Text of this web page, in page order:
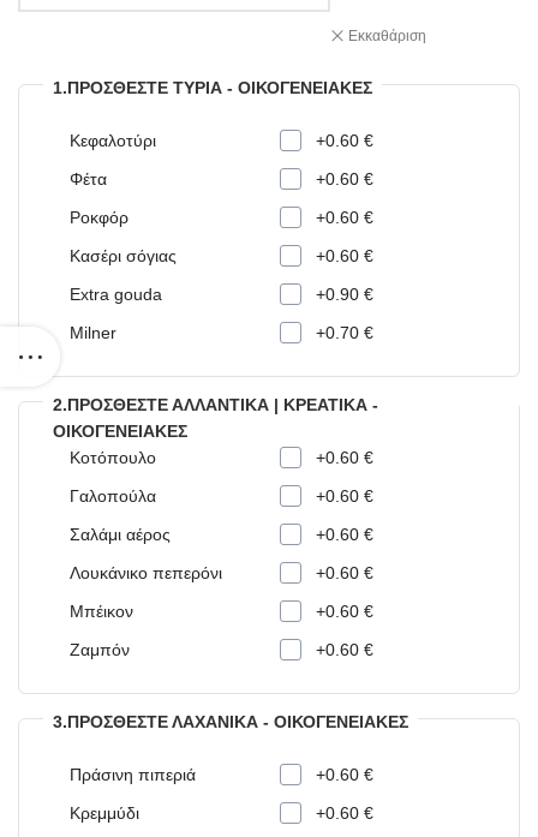
Εκκαθάριση
1.ΠΡΟΣΘΈΣΤΕ ΤΥΡΙΆ - ΟΙΚΟΓΕΝΕΙΑΚΈΣ
Κεφαλοτύρι
+0.60 €
Φέτα
+0.60 €
Ροκφόρ
+0.60 €
Κασέρι σόγιας
+0.60 €
Extra gouda
+0.90 €
Milner
+0.70 €
2.ΠΡΟΣΘΈΣΤΕ ΑΛΛΑΝΤΙΚΆ | ΚΡΕΑΤΙΚΆ -
ΟΙΚΟΓΕΝΕΙΑΚΈΣ
Κοτόπουλο
+0.60 €
Γαλοπούλα
+0.60 €
Σαλάμι αέρος
+0.60 €
Λουκάνικο πεπερόνι
+0.60 €
Μπέικον
+0.60 €
Ζαμπόν
+0.60 €
3.ΠΡΟΣΘΈΣΤΕ ΛΑΧΑΝΙΚΆ - ΟΙΚΟΓΕΝΕΙΑΚΈΣ
Πράσινη πιπεριά
+0.60 €
Κρεμμύδι
+0.60 €